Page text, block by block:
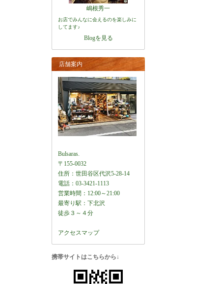
嶋根秀一
お店でみんなに会えるのを楽しみに
してます♪
Blogを見る
店舗案内
Bulsaras.
〒155-0032
住所：世田谷区代沢5-28-14
電話：03-3421-1113
営業時間：12:00～21:00
最寄り駅：下北沢
徒歩３～４分
アクセスマップ
携帯サイトはこちらから↓